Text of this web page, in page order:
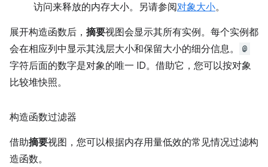
访问来释放的内存大小。另请参阅对象大小。
展开构造函数后， 摘要视图会显示其所有实例。每个实例都
会在相应列中显示其浅层大小和保留大小的细分信息。
@
字符后面的数字是对象的唯一 ID。借助它，您可以按对象
比较堆快照。
构造函数过滤器
借助摘要视图，您可以根据内存用量低效的常见情况过滤构
造函数。